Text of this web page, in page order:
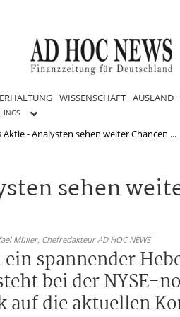
WISSENSCHAFT AUSLAND
- Analysten sehen weiter Chancen ...
sehen
Müller, Chefredakteur AD HOC NEWS
spannender
bei der NYSE-
die aktuellen